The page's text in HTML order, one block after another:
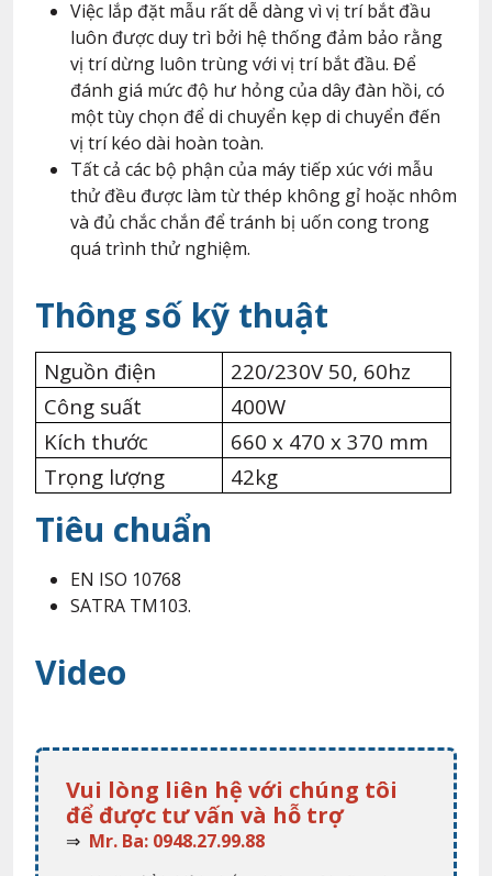
Việc lắp đặt mẫu rất dễ dàng vì vị trí bắt đầu
luôn được duy trì bởi hệ thống đảm bảo rằng
vị trí dừng luôn trùng với vị trí bắt đầu. Để
đánh giá mức độ hư hỏng của dây đàn hồi, có
một tùy chọn để di chuyển kẹp di chuyển đến
vị trí kéo dài hoàn toàn.
Tất cả các bộ phận của máy tiếp xúc với mẫu
thử đều được làm từ thép không gỉ hoặc nhôm
và đủ chắc chắn để tránh bị uốn cong trong
quá trình thử nghiệm.
Thông số kỹ thuật
Nguồn điện
220/230V 50, 60hz
Công suất
400W
Kích thước
660 x 470 x 370 mm
Trọng lượng
42kg
Tiêu chuẩn
EN ISO 10768
SATRA TM103.
Video
Vui lòng liên hệ với chúng tôi
để được tư vấn và hỗ trợ
⇒ Mr. Ba: 0948.27.99.88